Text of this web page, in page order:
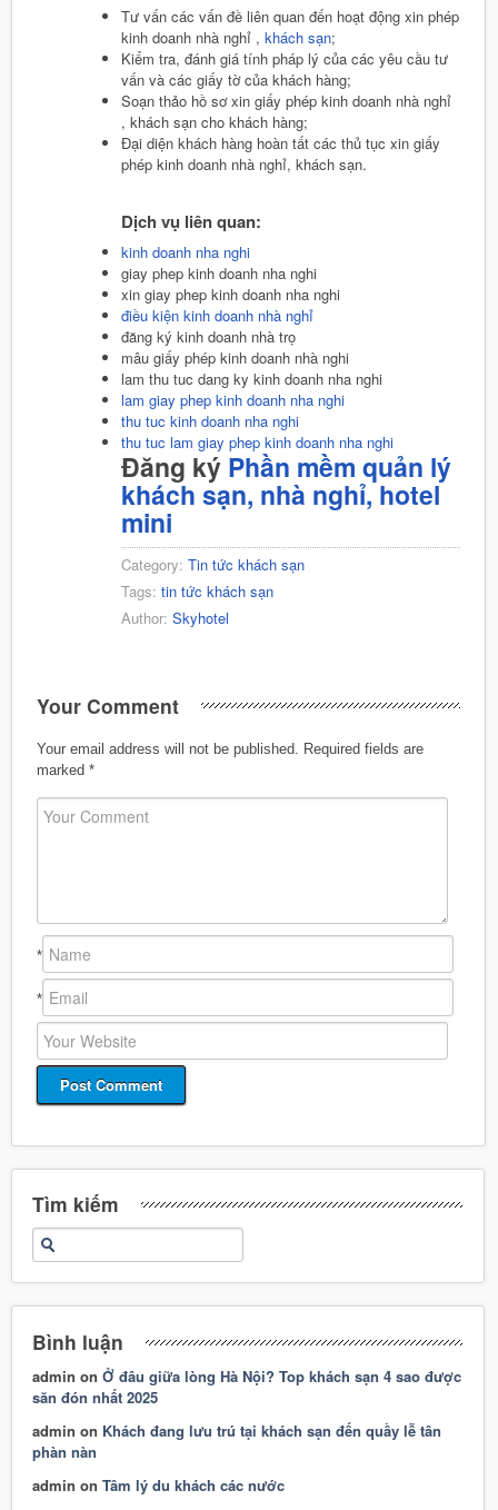
Tư vấn các vấn đề liên quan đến hoạt động xin phép
kinh doanh nhà nghỉ , khách sạn;
Kiểm tra, đánh giá tính pháp lý của các yêu cầu tư
vấn và các giấy tờ của khách hàng;
Soạn thảo hồ sơ xin giấy phép kinh doanh nhà nghỉ
, khách sạn cho khách hàng;
Đại diện khách hàng hoàn tất các thủ tục xin giấy
phép kinh doanh nhà nghỉ, khách sạn.
Dịch vụ liên quan:
kinh doanh nha nghi
giay phep kinh doanh nha nghi
xin giay phep kinh doanh nha nghi
điều kiện kinh doanh nhà nghỉ
đăng ký kinh doanh nhà trọ
mâu giấy phép kinh doanh nhà nghi
lam thu tuc dang ky kinh doanh nha nghi
lam giay phep kinh doanh nha nghi
thu tuc kinh doanh nha nghi
thu tuc lam giay phep kinh doanh nha nghi
Đăng ký Phần mềm quản lý
khách sạn, nhà nghỉ, hotel
mini
Category: Tin tức khách sạn
Tags: tin tức khách sạn
Author: Skyhotel
Your Comment
Your email address will not be published.
Required fields are
marked *
*
*
Tìm kiếm
Bình luận
admin onỞ đâu giữa lòng Hà Nội? Top khách sạn 4 sao được
săn đón nhất 2025
admin on Khách đang lưu trú tại khách sạn đến quầy lễ tân
phàn nàn
admin onTâm lý du khách các nước